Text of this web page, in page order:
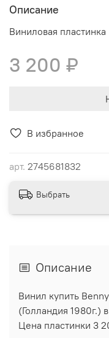
В избранное
арт. 2745681832
Описание
Виниловая пластинка
3 200 ₽
Выбрать
Описание
Винил купить
(Голландия 1980г.)
Цена пластинки 3